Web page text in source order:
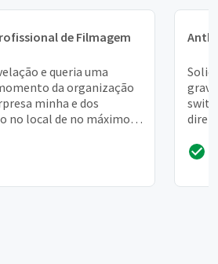
de Filmagem
e queria uma
da organização
minha e dos
no local de no máximo